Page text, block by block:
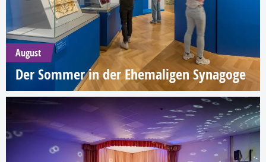
August
Der Sommer in der Ehemaligen Synagoge